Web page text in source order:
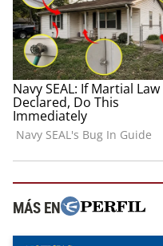
MÁS EN